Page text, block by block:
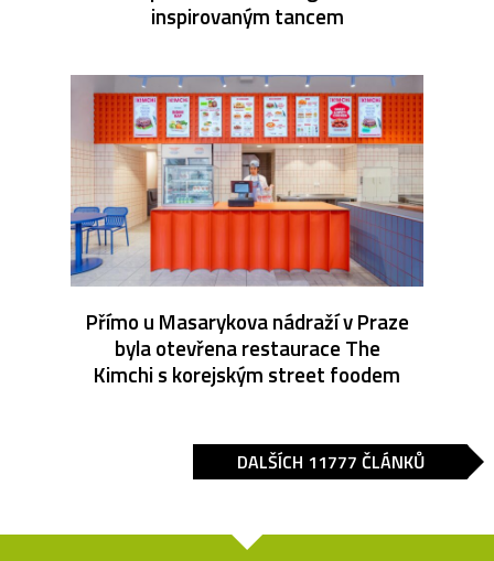
inspirovaným tancem
Přímo u Masarykova nádraží v Praze
byla otevřena restaurace The
Kimchi s korejským street foodem
DALŠÍCH 11777 ČLÁNKŮ